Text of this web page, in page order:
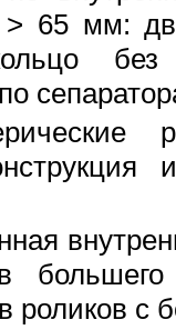
65 мм:
роликов с